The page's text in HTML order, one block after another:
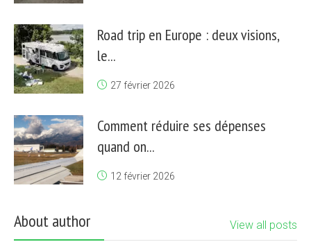
Road trip en Europe : deux visions,
le...
27 février 2026
Comment réduire ses dépenses
quand on...
12 février 2026
About author View all posts